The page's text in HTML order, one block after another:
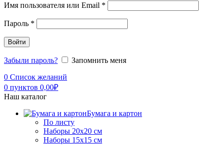
Имя пользователя или Email *
Пароль *
Войти
Забыли пароль?
Запомнить меня
0 Список желаний
0 пунктов 0,00₽
Наш каталог
Бумага и картон
По листу
Наборы 20х20 см
Наборы 15х15 см